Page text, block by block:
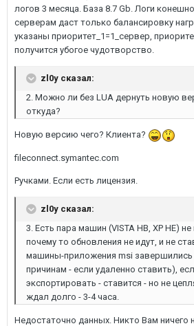
логов 3 месяца. База 8.7 Gb. Логи
серверам даст только балансировку
указаны приоритет_1=1_сервер,
получится убогое чудотворство.
zl0y сказал:
2. Можно ли без LUA дернуть новую
откуда?
Новую версию чего? Клиента?
fileconnect.symantec.com
Ручками. Если есть лицензия.
zl0y сказал:
3. Есть пара машин (VISTA HB, XP HE)
почему то обновления не идут, и не
машины-приложения msi завершились
причинам - если удаленно ставить),
экспортировать - ставится - но не
ждал долго - 3-4 часа.
Недостаточно данных. Никто Вам ничего